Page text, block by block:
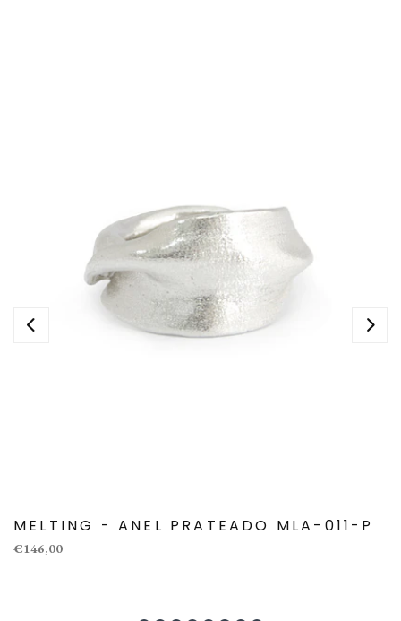
MELTING - ANEL PRATEADO MLA-011-P
€146,00